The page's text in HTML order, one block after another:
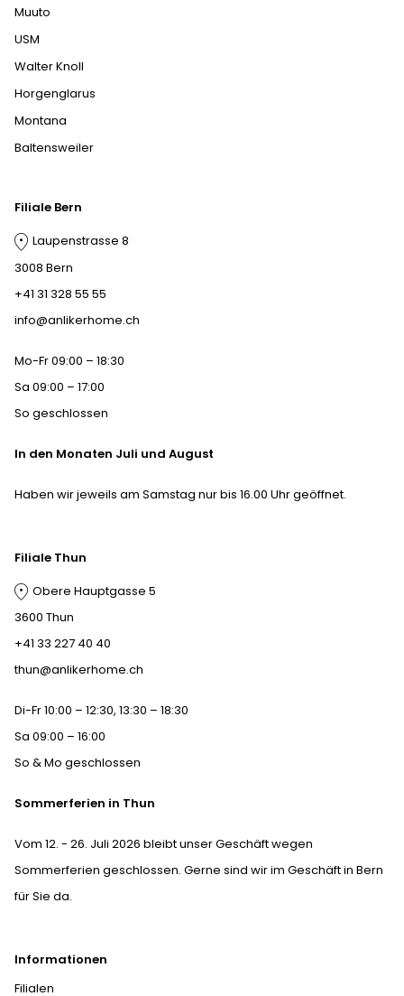
Muuto
USM
Walter Knoll
Horgenglarus
Montana
Baltensweiler
Informationen
Filialen
Filiale Bern
Laupenstrasse 8
3008 Bern
+41 31 328 55 55
info@anlikerhome.ch
Mo-Fr 09:00 – 18:30
Sa 09:00 – 17:00
So geschlossen
In den Monaten Juli und August
Haben wir jeweils am Samstag nur bis 16.00 Uhr geöffnet.
Filiale Thun
Obere Hauptgasse 5
3600 Thun
+41 33 227 40 40
thun@anlikerhome.ch
Di-Fr 10:00 – 12:30, 13:30 – 18:30
Sa 09:00 – 16:00
So & Mo geschlossen
Sommerferien in Thun
Vom 12. - 26. Juli 2026 bleibt unser Geschäft wegen
Sommerferien geschlossen. Gerne sind wir im Geschäft in Bern
für Sie da.